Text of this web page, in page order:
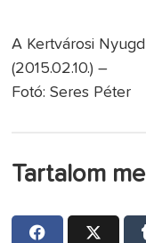
A Kertvárosi
(2015.02.10.) –
Fotó: Seres Péter
Tartalom